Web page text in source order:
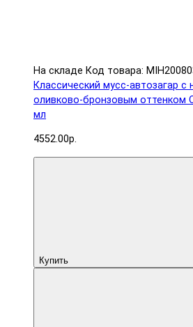
На складе Код товара:
Классический мусс-автозагар с
оливково-бронзовым оттенком
мл
4552.00р.
Купить